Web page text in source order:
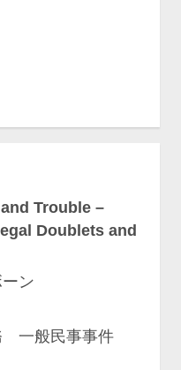
Trouble –
Doublets and
ーン
一般民事事件